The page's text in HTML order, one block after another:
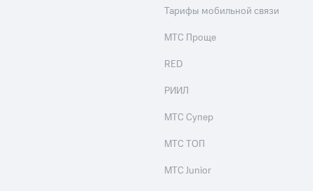
Тарифы мобильной связи
МТС Проще
RED
РИИЛ
МТС Супер
МТС ТОП
МТС Junior